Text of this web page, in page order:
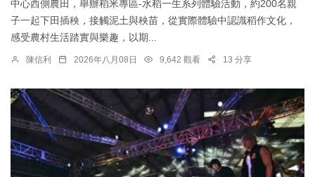
中心西側農田，舉辦稻米專區-水稻一生系列體驗活動，約200名親
子一起下田插秧，接觸泥土與秧苗，從實際體驗中認識稻作文化，
感受農村生活踏實與樂趣，以期...
陳信利 2026年八月08日 9,642 觀看 13 分享